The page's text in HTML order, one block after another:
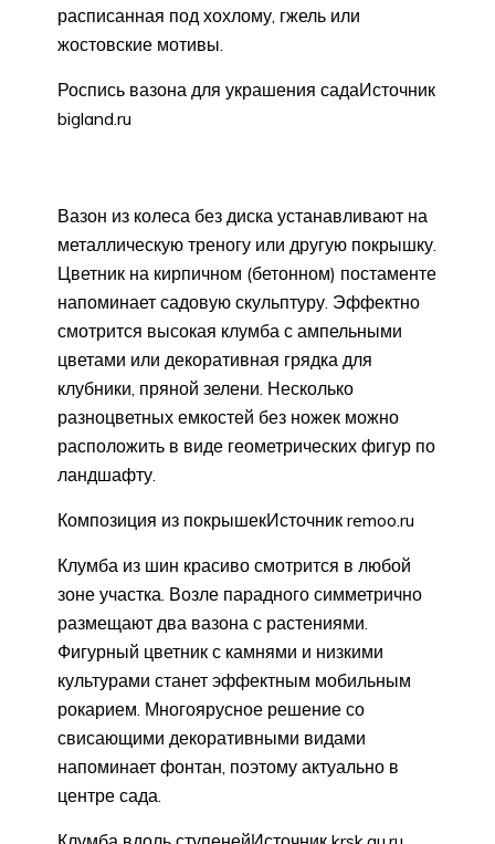
расписанная под хохлому, гжель или
жостовские мотивы.
Роспись вазона для украшения садаИсточник
bigland.ru
Вазон из колеса без диска устанавливают на
металлическую треногу или другую покрышку.
Цветник на кирпичном (бетонном) постаменте
напоминает садовую скульптуру. Эффектно
смотрится высокая клумба с ампельными
цветами или декоративная грядка для
клубники, пряной зелени. Несколько
разноцветных емкостей без ножек можно
расположить в виде геометрических фигур по
ландшафту.
Композиция из покрышекИсточник remoo.ru
Клумба из шин красиво смотрится в любой
зоне участка. Возле парадного симметрично
размещают два вазона с растениями.
Фигурный цветник с камнями и низкими
культурами станет эффектным мобильным
рокарием. Многоярусное решение со
свисающими декоративными видами
напоминает фонтан, поэтому актуально в
центре сада.